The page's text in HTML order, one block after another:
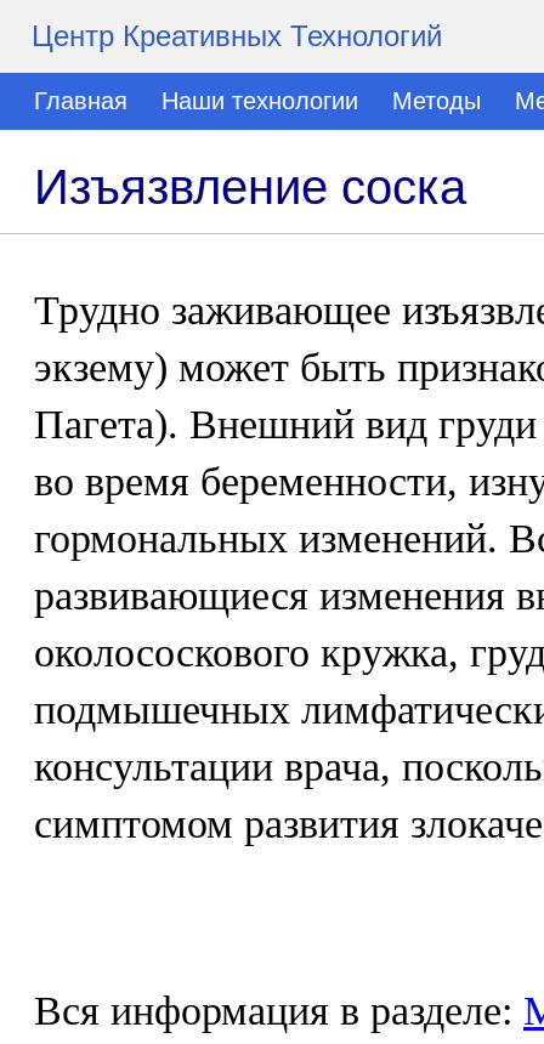
Центр Креативных Технологий
Главная Наши технологии Методы
Изъязвление соска
Трудно заживающее
экзему) может быть
Пагета). Внешний вид груди
во время беременности,
гормональных изменений.
развивающиеся изменения
околососкового кружка,
подмышечных
консультации врача,
симптомом развития
Вся информация в разделе: